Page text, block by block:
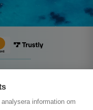
information om